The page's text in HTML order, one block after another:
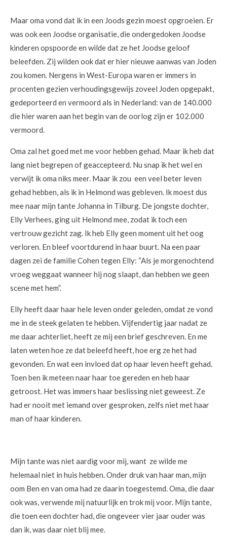
Maar oma vond dat ik in een Joods gezin moest opgroeien. Er
was ook een Joodse organisatie, die ondergedoken Joodse
kinderen opspoorde en wilde dat ze het Joodse geloof
beleefden. Zij wilden ook dat er hier nieuwe aanwas van Joden
zou komen. Nergens in West-Europa waren er immers in
procenten gezien verhoudingsgewijs zoveel Joden opgepakt,
gedeporteerd en vermoord als in Nederland: van de 140.000
die hier waren aan het begin van de oorlog zijn er 102.000
vermoord.
Oma zal het goed met me voor hebben gehad. Maar ik heb dat
lang niet begrepen of geaccepteerd. Nu snap ik het wel en
verwijt ik oma niks meer. Maar ik zou een veel beter leven
gehad hebben, als ik in Helmond was gebleven. Ik moest dus
mee naar mijn tante Johanna in Tilburg. De jongste dochter,
Elly Verhees, ging uit Helmond mee, zodat ik toch een
vertrouw gezicht zag. Ik heb Elly geen moment uit het oog
verloren. En bleef voortdurend in haar buurt. Na een paar
dagen zei de familie Cohen tegen Elly: “Als je morgenochtend
vroeg weggaat wanneer hij nog slaapt, dan hebben we geen
scene met hem”.
Elly heeft daar haar hele leven onder geleden, omdat ze vond
me in de steek gelaten te hebben. Vijfendertig jaar nadat ze
me daar achterliet, heeft ze mij een brief geschreven. En me
laten weten hoe ze dat beleefd heeft, hoe erg ze het had
gevonden. En wat een invloed dat op haar leven heeft gehad.
Toen ben ik meteen naar haar toe gereden en heb haar
getroost. Het was immers haar beslissing niet geweest. Ze
had er nooit met iemand over gesproken, zelfs niet met haar
man of haar kinderen.
Mijn tante was niet aardig voor mij, want ze wilde me
helemaal niet in huis hebben. Onder druk van haar man, mijn
oom Ben en van oma had ze daarin toegestemd. Oma, die daar
ook was, verwende mij natuurlijk en trok mij voor. Mijn tante,
die toen een dochter had, die ongeveer vier jaar ouder was
dan ik, was daar niet blij mee.